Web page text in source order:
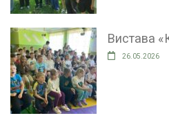
Вистава
26.05.2026